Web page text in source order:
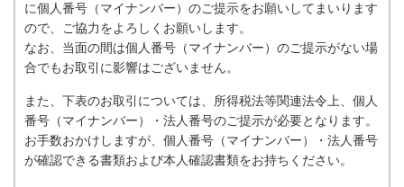
に個人番号（マイナンバー）のご提示をお願いしてまいります
ので、ご協力をよろしくお願いします。
なお、当面の間は個人番号（マイナンバー）のご提示がない場
合でもお取引に影響はございません。
また、下表のお取引については、所得税法等関連法令上、個人
番号（マイナンバー）・法人番号のご提示が必要となります。
お手数おかけしますが、個人番号（マイナンバー）・法人番号
が確認できる書類および本人確認書類をお持ちください。